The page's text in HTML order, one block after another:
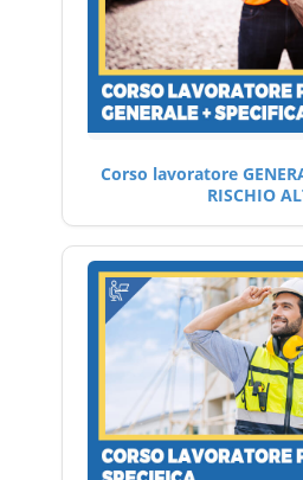
Corso lavoratore
RISCHIO